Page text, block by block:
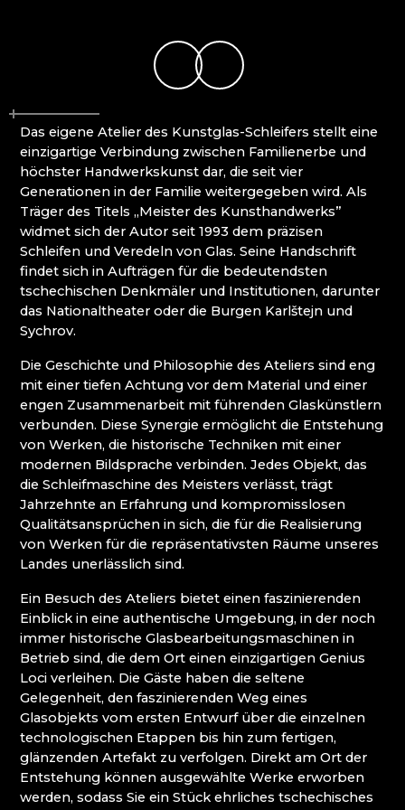
Železný Brod (Eisenbrod)
NOVÝ BOR: HÖHERE BERUFSSCHULE FÜR
GLAS UND SEKUNDARSCHULE
PAČINEK GLASS
PERLEN NB
PISKOVACKA
PRECIOSA LIGHTING
PROUSEK EXKLUSIVE LIGHTING
RESORT HVOZD
SKLO.
STUDIO VINU
SVOJKOV GLASHÜTTE, JIŘÍ HAIDL
TGK - TECHNIK, GLAS UND KUNST
TRISHARDS
VAGNERGLASS
VEREIN DER FREUNDE DER GLASHÜTTE
VLADIMIR KLEIN
VYDRY STUDIO
WEIHNACHTSKRIPPEN KRYŠTOFOVO ÚDOLÍ
(CHRISTOFSGRUND)
Riesengebirge
EVA EDLER GLASS ART
GLASHÜTTE JULIA
GLASHÜTTE UND BRAUEREI NOVOSAD &
HANA ŠEBKOVÁ
RATAS JUSTYNA RATASIEWICZ
RAUTIS
RIESENGEBIRGSMUSEUM
Isergebirge
AG PLUS
ARCON BIJOUX / COLLEGIUM TRADE
ARTCRYSTAL TOMEŠ
Das eigene Atelier des Kunstglas-Schleifers stellt eine
einzigartige Verbindung zwischen Familienerbe und
höchster Handwerkskunst dar, die seit vier
Generationen in der Familie weitergegeben wird. Als
Träger des Titels „Meister des Kunsthandwerks”
widmet sich der Autor seit 1993 dem präzisen
Schleifen und Veredeln von Glas. Seine Handschrift
findet sich in Aufträgen für die bedeutendsten
tschechischen Denkmäler und Institutionen, darunter
das Nationaltheater oder die Burgen Karlštejn und
Sychrov.
Die Geschichte und Philosophie des Ateliers sind eng
mit einer tiefen Achtung vor dem Material und einer
engen Zusammenarbeit mit führenden Glaskünstlern
verbunden. Diese Synergie ermöglicht die Entstehung
von Werken, die historische Techniken mit einer
modernen Bildsprache verbinden. Jedes Objekt, das
die Schleifmaschine des Meisters verlässt, trägt
Jahrzehnte an Erfahrung und kompromisslosen
Qualitätsansprüchen in sich, die für die Realisierung
von Werken für die repräsentativsten Räume unseres
Landes unerlässlich sind.
Ein Besuch des Ateliers bietet einen faszinierenden
Einblick in eine authentische Umgebung, in der noch
immer historische Glasbearbeitungsmaschinen in
Betrieb sind, die dem Ort einen einzigartigen Genius
Loci verleihen. Die Gäste haben die seltene
Gelegenheit, den faszinierenden Weg eines
Glasobjekts vom ersten Entwurf über die einzelnen
technologischen Etappen bis hin zum fertigen,
glänzenden Artefakt zu verfolgen. Direkt am Ort der
Entstehung können ausgewählte Werke erworben
werden, sodass Sie ein Stück ehrliches tschechisches